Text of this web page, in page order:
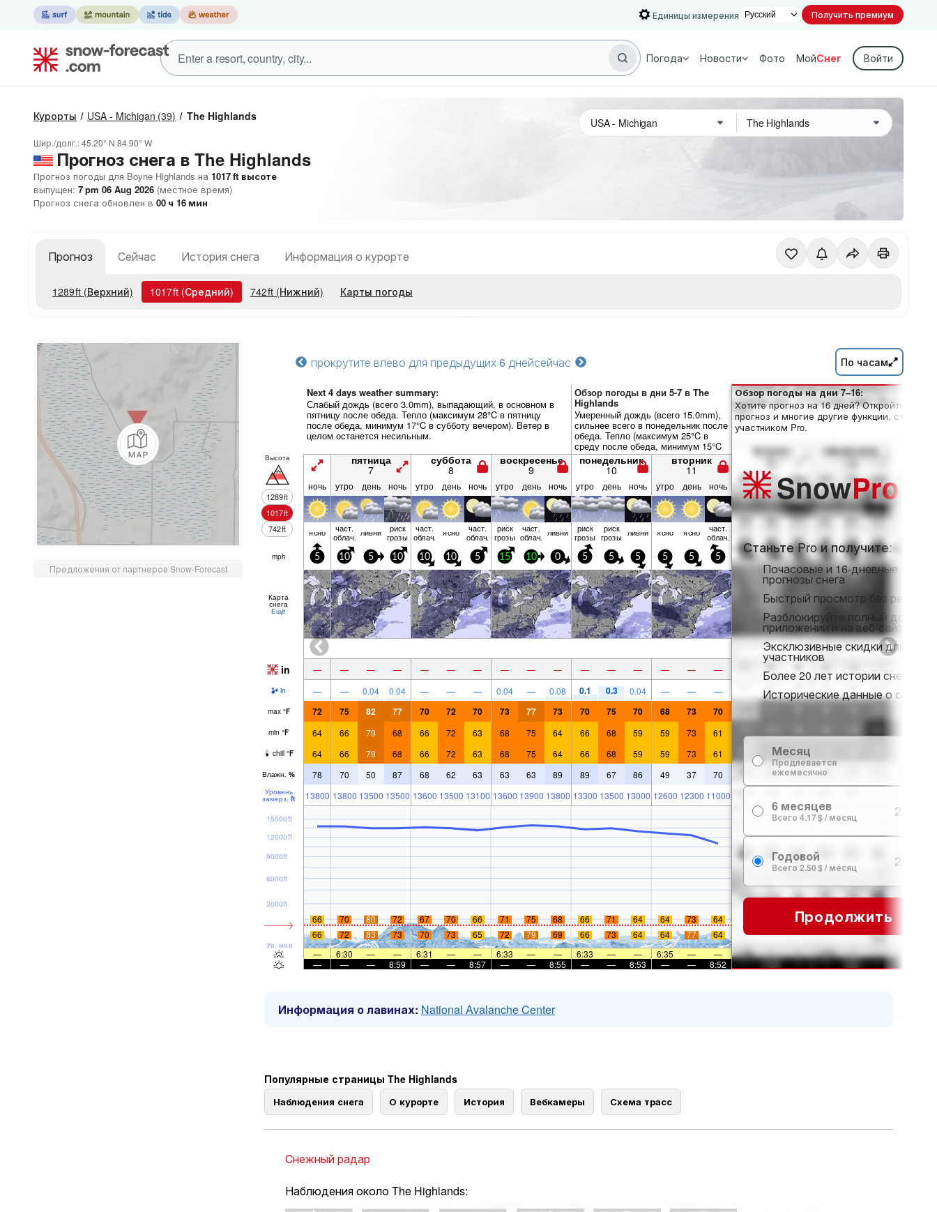
Единицы измерения Получить премиум
Погода Новости Фото МойСнег Войти
Курорты USA - Michigan (39) The Highlands
Шир./долг.:45.20° N 84.90° W
Прогноз снега в The Highlands
Прогноз погоды для Boyne Highlands на 1017ft высоте
выпущен: 7 pm 06 Aug 2026 (местное время)
Прогноз снега обновлен в 00 ч 16 мин
Прогноз Сейчас История снега Информация о курорте
1289ft (Верхний) 1017ft (Средний) 742ft (Нижний) Карты погоды
Предложения от партнеров Snow-Forecast
прокрутите влево для предыдущих 6 днейсейчас По часам
Next 4 days weather summary:
Слабый дождь (всего 3.0mm), выпадающий, в основном в
пятницу после обеда. Тепло (максимум 28°C в пятницу
после обеда, минимум 17°C в субботу вечером). Ветер в
целом останется несильным.
Обзор погоды в дни 5-7 в The
Highlands
Умеренный дождь (всего 15.0mm),
сильнее всего в понедельник после
обеда. Тепло (максимум 25°C в
среду после обеда, минимум 15°C
в понедельник вечером). Ветер в
целом останется несильным.
Высота
1289ft
1017ft
742ft
пятница
7
суббота
8
воскресенье
9
понедельник
10
вторник
11
ночь утро день ночь утро день ночь утро день ночь утро день ночь утро день ночь
ясно част.
облач. ливни риск
грозы
част.
облач. ясно част.
облач.
риск
грозы
част.
облач. ливни риск
грозы
риск
грозы ливни ясно ясно част.
облач.
mph 5 10 5 10 10 10 5 15 10 0 5 5 5 5 5 5
Карта
снега
Ещё
in — — — — — — — — — — — — — — — —
in — — 0.04 0.04 — — — 0.04 — 0.08 0.1 0.3 0.04 — — —
max °F 72 75 82 77 70 72 70 73 77 73 70 75 70 68 73 70
min °F 64 66 79 68 66 72 63 68 75 64 66 68 59 59 73 61
chill °F 64 66 79 68 66 72 63 68 75 64 66 68 59 59 73 61
Влажн. % 78 70 50 87 68 62 63 63 63 89 89 67 86 49 37 70
Уровень
замерз. ft 13800 13800 13500 13500 13600 13500 13100 13600 13900 13800 13300 13500 13000 12600 12300 11000
Ур. моря
3000ft
6000ft
9000ft
12000ft
15000ft
66 70 80 72 67 70 66 71 75 68 66 71 64 64 73
64
66
72 83 73 70 73 65 72 79 69 66 73 64 64 77
64
—
6:30 — — 6:31 — — 6:33 — — 6:33 — — 6:35 —
—
—
— — 8:59 — — 8:57 — — 8:55 — — 8:53 — — 8:52
Обзор погоды на дни 7–16:
Хотите прогноз на 16 дней? Откройте
прогноз и многие другие функции, став
участником Pro.
SnowPro
Станьте Pro и получите:
Почасовые и 16-дневные
прогнозы снега
Быстрый просмотр без рекламы
Разблокируйте полный доступ
приложении и на веб-сайте
Эксклюзивные скидки для
участников
Более 20 лет истории снега
Исторические данные о снеге
Месяц
Продлевается
ежемесячно
6 месяцев
Всего 4.17 $ / месяц 24.99 $
Годовой
Всего 2.50 $ / месяц 29.99 $
Продолжить
Информация о лавинах: National Avalanche Center
Популярные страницы The Highlands
Наблюдения снега О курорте История Вебкамеры Схема трасс
Снежный радар
Наблюдения около The Highlands: